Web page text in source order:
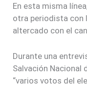
En esta misma
otra periodista con
altercado con el
Durante una
Salvación Nacional
“varios votos del